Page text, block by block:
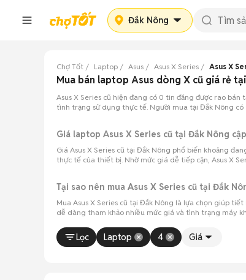
Đắk Nông
Chợ Tốt Laptop Asus Asus X Series Asus X
Mua bán laptop Asus dòng X cũ giá rẻ
Asus X Series cũ hiện đang có 0 tin đăng được rao
tình trạng sử dụng thực tế. Người mua tại Đắk Nông có
Giá laptop Asus X Series cũ tại Đắk Nông
Giá Asus X Series cũ tại Đắk Nông phổ biến khoảng
thực tế của thiết bị. Nhờ mức giá dễ tiếp cận, Asus X
Tại sao nên mua Asus X Series cũ tại Đắk
Mua Asus X Series cũ tại Đắk Nông là lựa chọn giúp
dễ dàng tham khảo nhiều mức giá và tình trạng máy
Lọc
Laptop 4 Giá